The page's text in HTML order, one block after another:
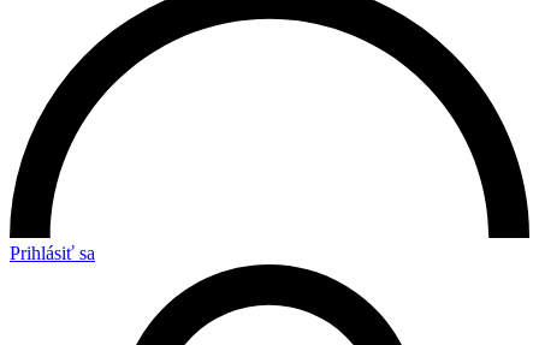
Prihlásiť sa